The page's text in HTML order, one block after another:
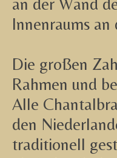
Innenraums an
Die großen
Rahmen und
Alle
den
traditionell